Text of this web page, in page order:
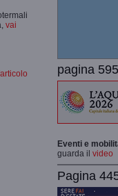
vai
pagina
Eventi e
guarda il video
Pagina